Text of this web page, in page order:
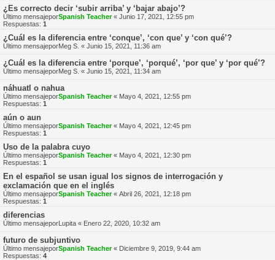
¿Es correcto decir ‘subir arriba’ y ‘bajar abajo’?
Último mensajeporSpanish Teacher« Junio 17, 2021, 12:55 pm
Respuestas: 1
¿Cuál es la diferencia entre ‘conque’, ‘con que’ y ‘con qué’?
Último mensajeporMeg S. « Junio 15, 2021, 11:36 am
¿Cuál es la diferencia entre ‘porque’, ‘porqué’, ‘por que’ y ‘por qué’?
Último mensajeporMeg S. « Junio 15, 2021, 11:34 am
náhuatl o nahua
Último mensajeporSpanish Teacher« Mayo 4, 2021, 12:55 pm
Respuestas: 1
aún o aun
Último mensajeporSpanish Teacher« Mayo 4, 2021, 12:45 pm
Respuestas: 1
Uso de la palabra cuyo
Último mensajeporSpanish Teacher« Mayo 4, 2021, 12:30 pm
Respuestas: 1
En el español se usan igual los signos de interrogación y
exclamación que en el inglés
Último mensajeporSpanish Teacher« Abril 26, 2021, 12:18 pm
Respuestas: 1
diferencias
Último mensajeporLupita « Enero 22, 2020, 10:32 am
futuro de subjuntivo
Último mensajeporSpanish Teacher« Diciembre 9, 2019, 9:44 am
Respuestas: 4